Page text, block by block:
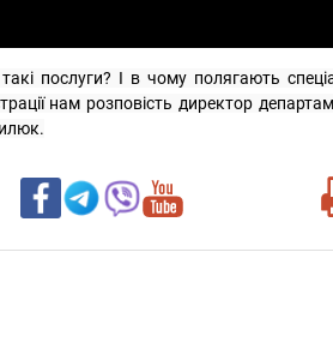
послуги? І в чому полягають
нам розповість директор